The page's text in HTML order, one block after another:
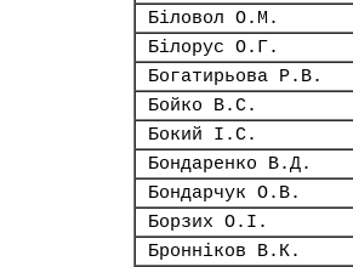
Біловол О.М.
Білорус О.Г.
Богатирьова Р.В.
Бойко В.С.
Бокий І.С.
Бондаренко В.Д.
Бондарчук О.В.
Борзих О.І.
Бронніков В.К.